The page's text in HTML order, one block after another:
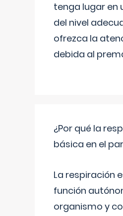
tenga lugar en
del nivel
ofrezca la
debida al
¿Por qué la
básica en el
La respiración
función
organismo y